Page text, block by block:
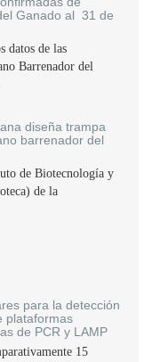
Ganado al 31 de
datos de las
Barrenador del
diseña trampa
barrenador del
de Biotecnología y
de la
para la detección
plataformas
de PCR y LAMP
15